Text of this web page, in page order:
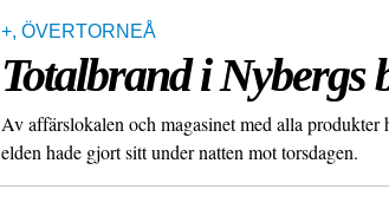
+, ÖVERTORNEÅ
Totalbrand i Nybergs
Av affärslokalen och magasinet med alla
elden hade gjort sitt under natten mot torsdagen.